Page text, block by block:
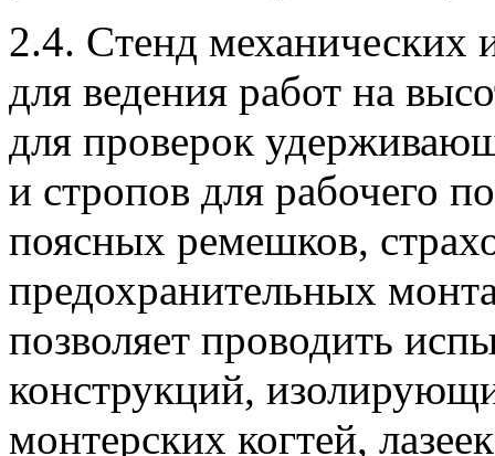
2.4. Cтенд механических
для ведения работ на
для проверок
и стропов для рабочего
поясных ремешков,
предохранительных
позволяет проводить
конструкций,
монтерских когтей,